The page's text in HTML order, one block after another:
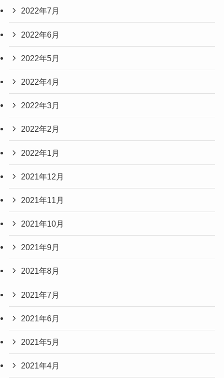
2022年7月
2022年6月
2022年5月
2022年4月
2022年3月
2022年2月
2022年1月
2021年12月
2021年11月
2021年10月
2021年9月
2021年8月
2021年7月
2021年6月
2021年5月
2021年4月